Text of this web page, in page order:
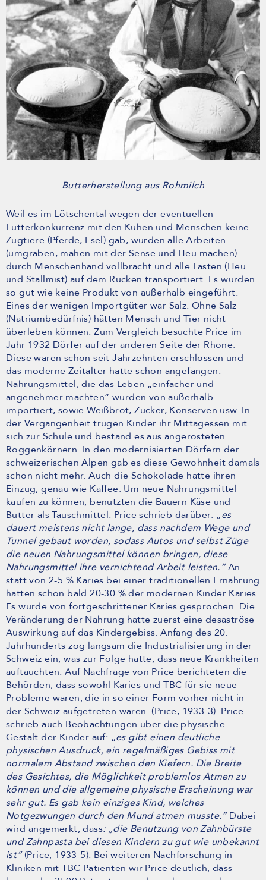
Butterherstellung aus Rohmilch
Weil es im Lötschental wegen der eventuellen
Futterkonkurrenz mit den Kühen und Menschen keine
Zugtiere (Pferde, Esel) gab, wurden alle Arbeiten
(umgraben, mähen mit der Sense und Heu machen)
durch Menschenhand vollbracht und alle Lasten (Heu
und Stallmist) auf dem Rücken transportiert. Es wurden
so gut wie keine Produkt von außerhalb eingeführt.
Eines der wenigen Importgüter war Salz. Ohne Salz
(Natriumbedürfnis) hätten Mensch und Tier nicht
überleben können. Zum Vergleich besuchte Price im
Jahr 1932 Dörfer auf der anderen Seite der Rhone.
Diese waren schon seit Jahrzehnten erschlossen und
das moderne Zeitalter hatte schon angefangen.
Nahrungsmittel, die das Leben „einfacher und
angenehmer machten“ wurden von außerhalb
importiert, sowie Weißbrot, Zucker, Konserven usw. In
der Vergangenheit trugen Kinder ihr Mittagessen mit
sich zur Schule und bestand es aus angerösteten
Roggenkörnern. In den modernisierten Dörfern der
schweizerischen Alpen gab es diese Gewohnheit damals
schon nicht mehr. Auch die Schokolade hatte ihren
Einzug, genau wie Kaffee. Um neue Nahrungsmittel
kaufen zu können, benutzten die Bauern Käse und
Butter als Tauschmittel. Price schrieb darüber: „es
dauert meistens nicht lange, dass nachdem Wege und
Tunnel gebaut worden, sodass Autos und selbst Züge
die neuen Nahrungsmittel können bringen, diese
Nahrungsmittel ihre vernichtend Arbeit leisten.“An
statt von 2-5 % Karies bei einer traditionellen Ernährung
hatten schon bald 20-30 % der modernen Kinder Karies.
Es wurde von fortgeschrittener Karies gesprochen. Die
Veränderung der Nahrung hatte zuerst eine desaströse
Auswirkung auf das Kindergebiss. Anfang des 20.
Jahrhunderts zog langsam die Industrialisierung in der
Schweiz ein, was zur Folge hatte, dass neue Krankheiten
auftauchten. Auf Nachfrage von Price berichteten die
Behörden, dass sowohl Karies und TBC für sie neue
Probleme waren, die in so einer Form vorher nicht in
der Schweiz aufgetreten waren. (Price, 1933-3). Price
schrieb auch Beobachtungen über die physische
Gestalt der Kinder auf: „es gibt einen deutliche
physischen Ausdruck, ein regelmäßiges Gebiss mit
normalem Abstand zwischen den Kiefern. Die Breite
des Gesichtes, die Möglichkeit problemlos Atmen zu
können und die allgemeine physische Erscheinung war
sehr gut. Es gab kein einziges Kind, welches
Notgezwungen durch den Mund atmen musste.“Dabei
wird angemerkt, dass: „die Benutzung von Zahnbürste
und Zahnpasta bei diesen Kindern zu gut wie unbekannt
ist“(Price, 1933-5). Bei weiteren Nachforschung in
Kliniken mit TBC Patienten wir Price deutlich, dass